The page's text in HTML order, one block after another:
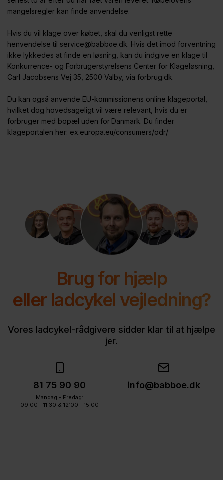
mangelsregler kan finde anvendelse.
Hvis du vil klage over købet, skal du venligst rette
henvendelse til service@babboe.dk. Hvis det imod forventning
ikke lykkedes at finde en løsning, kan du indgive en klage til
Konkurrence- og Forbrugerstyrelsens Center for Klageløsning,
Carl Jacobsens Vej 35, 2500 Valby, via forbrug.dk.
Du kan også anvende EU-kommissionens online klageportal,
hvilket dog hovedsageligt vil være relevant, hvis du er
forbruger med bopæl uden for Danmark. Du finder
klageportalen her: ex.europa.eu/consumers/odr/
Brug for hjælp
eller ladcykel vejledning?
Vores ladcykel-rådgivere sidder klar til at hjælpe
jer.
81 75 90 90
Mandag - Fredag:
09:00 - 11:30 & 12:00 - 15:00
info@babboe.dk